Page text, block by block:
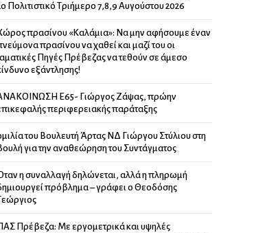
Πολιτιστικό Τριήμερο 7,8,9 Αυγούστου 2026
πρασίνου «Καλάμια»: Να μην αφήσουμε έναν
πρασίνου να χαθεί και μαζί του οι
Ιαματικές Πηγές Πρέβεζας να τεθούν σε άμεσο
εξάντλησης!
Ε65- Γιώργος Ζάψας, πρώην
περιφερειακής παράταξης
του Βουλευτή Άρτας ΝΔ Γιώργου Στύλιου στη
για την αναθεώρηση του Συντάγματος
η συναλλαγή δηλώνεται, αλλά η πληρωμή
πρόβλημα – γράφει ο Θεοδόσης
Πρέβεζα: Με εργομετρικά και υψηλές